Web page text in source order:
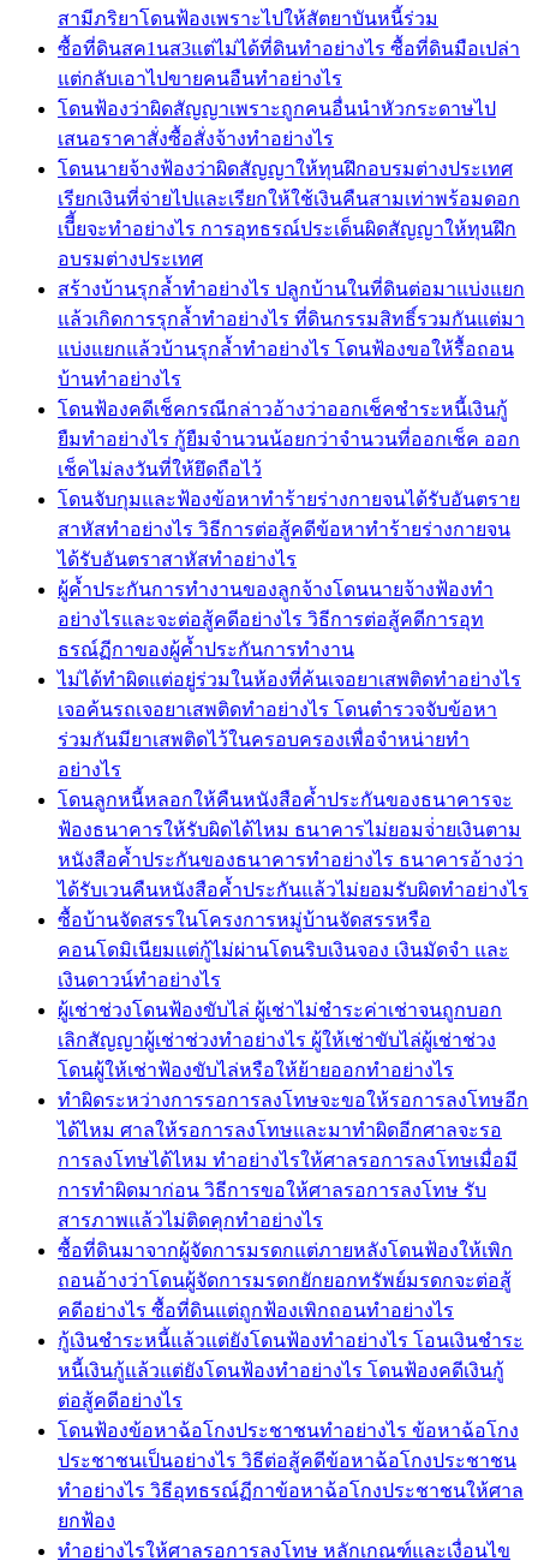
สามีภริยาโดนฟ้องเพราะไปให้สัตยาบันหนี้ร่วม
ซื้อที่ดินสค1นส3แต่ไม่ได้ที่ดินทำอย่างไร ซื้อที่ดินมือเปล่า
แต่กลับเอาไปขายคนอืนทำอย่างไร
โดนฟ้องว่าผิดสัญญาเพราะถูกคนอื่นนำหัวกระดาษไป
เสนอราคาสั่งซื้อสั่งจ้างทำอย่างไร
โดนนายจ้างฟ้องว่าผิดสัญญาให้ทุนฝึกอบรมต่างประเทศ
เรียกเงินที่จ่ายไปและเรียกให้ใช้เงินคืนสามเท่าพร้อมดอก
เบีี้ยจะทำอย่างไร การอุทธรณ์ประเด็นผิดสัญญาให้ทุนฝึก
อบรมต่างประเทศ
สร้างบ้านรุกล้ำทำอย่างไร ปลูกบ้านในที่ดินต่อมาแบ่งแยก
แล้วเกิดการรุกล้ำทำอย่างไร ที่ดินกรรมสิทธิ์รวมกันแต่มา
แบ่งแยกแล้วบ้านรุกล้ำทำอย่างไร โดนฟ้องขอให้รื้อถอน
บ้านทำอย่างไร
โดนฟ้องคดีเช็คกรณีกล่าวอ้างว่าออกเช็คชำระหนี้เงินกู้
ยืมทำอย่างไร กู้ยืมจำนวนน้อยกว่าจำนวนที่ออกเช็ค ออก
เช็คไม่ลงวันที่ให้ยึดถือไว้
โดนจับกุมและฟ้องข้อหาทำร้ายร่างกายจนได้รับอันตราย
สาหัสทำอย่างไร วิธีการต่อสู้คดีข้อหาทำร้ายร่างกายจน
ได้รับอันตราสาหัสทำอย่างไร
ผู้ค้ำประกันการทำงานของลูกจ้างโดนนายจ้างฟ้องทำ
อย่างไรและจะต่อสู้คดีอย่างไร วิธีการต่อสู้คดีการอุท
ธรณ์ฏีกาของผู้ค้ำประกันการทำงาน
ไม่ได้ทำผิดแต่อยู่ร่วมในห้องที่ค้นเจอยาเสพติดทำอย่างไร
เจอค้นรถเจอยาเสพติดทำอย่างไร โดนตำรวจจับข้อหา
ร่วมกันมียาเสพติดไว้ในครอบครองเพื่อจำหน่ายทำ
อย่างไร
โดนลูกหนี้หลอกให้คืนหนังสือค้ำประกันของธนาคารจะ
ฟ้องธนาคารให้รับผิดได้ไหม ธนาคารไม่ยอมจ่่ายเงินตาม
หนังสือค้ำประกันของธนาคารทำอย่างไร ธนาคารอ้างว่า
ได้รับเวนคืนหนังสือค้ำประกันแล้วไม่ยอมรับผิดทำอย่างไร
ซื้อบ้านจัดสรรในโครงการหมู่บ้านจัดสรรหรือ
คอนโดมิเนียมแต่กู้ไม่ผ่านโดนริบเงินจอง เงินมัดจำ และ
เงินดาวน์ทำอย่างไร
ผู้เช่าช่วงโดนฟ้องขับไล่ ผู้เช่าไม่ชำระค่าเช่าจนถูกบอก
เลิกสัญญาผู้เช่าช่วงทำอย่างไร ผู้ให้เช่าขับไล่ผู้เช่าช่วง
โดนผู้ให้เช่าฟ้องขับไล่หรือให้ย้ายออกทำอย่างไร
ทำผิดระหว่างการรอการลงโทษจะขอให้รอการลงโทษอีก
ได้ไหม ศาลให้รอการลงโทษและมาทำผิดอีกศาลจะรอ
การลงโทษได้ไหม ทำอย่างไรให้ศาลรอการลงโทษเมื่อมี
การทำผิดมาก่อน วิธีการขอให้ศาลรอการลงโทษ รับ
สารภาพแล้วไม่ติดคุกทำอย่างไร
ซื้อที่ดินมาจากผู้จัดการมรดกแต่ภายหลังโดนฟ้องให้เพิก
ถอนอ้างว่าโดนผู้จัดการมรดกยักยอกทรัพย์มรดกจะต่อสู้
คดีอย่างไร ซื้อที่ดินแต่ถูกฟ้องเพิกถอนทำอย่างไร
กู้เงินชำระหนี้แล้วแต่ยังโดนฟ้องทำอย่างไร โอนเงินชำระ
หนี้เงินกู้แล้วแต่ยังโดนฟ้องทำอย่างไร โดนฟ้องคดีเงินกู้
ต่อสู้คดีอย่างไร
โดนฟ้องข้อหาฉ้อโกงประชาชนทำอย่างไร ข้อหาฉ้อโกง
ประชาชนเป็นอย่างไร วิธีต่อสู้คดีข้อหาฉ้อโกงประชาชน
ทำอย่างไร วิธีอุทธรณ์ฏีกาข้อหาฉ้อโกงประชาชนให้ศาล
ยกฟ้อง
ทำอย่างไรให้ศาลรอการลงโทษ หลักเกณฑ์และเงื่อนไข